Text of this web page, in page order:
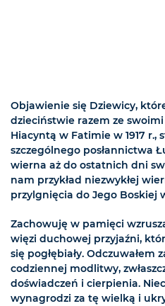
Objawienie się Dziewicy,
dzieciństwie razem ze
Hiacyntą w Fatimie w 1917 r.,
szczególnego posłannictwa
wierna aż do ostatnich dni
nam przykład niezwykłej
przylgnięcia do Jego Boskiej
Zachowuję w pamięci
więzi duchowej przyjaźni,
się pogłębiały. Odczuwałem
codziennej modlitwy,
doświadczeń i cierpienia.
wynagrodzi za tę wielką i